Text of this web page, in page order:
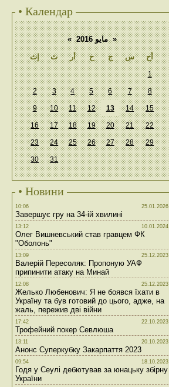
• Календар
« مايو 2016 »
إث
ث أر خ ج س أح
1
2 3 4 5 6 7 8
9 10 11 12 13 14 15
16 17 18 19 20 21 22
23 24 25 26 27 28 29
30 31
• Новини
10:06 25.01.2026
Завершує гру на 34-ій хвилині
13:12 10.01.2024
Олег Вишневський став гравцем ФК
"Оболонь"
13:09 25.12.2023
Валерій Пересоляк: Пропоную УАФ
припинити атаку на Минай
12:08 25.12.2023
Желько Любенович: Я не боявся їхати в
Україну та був готовий до цього, адже, на
жаль, пережив дві війни
17:42 22.10.2023
Трофейний покер Севлюша
13:11 20.10.2023
Анонс Суперкубку Закарпаття 2023
09:54 18.10.2023
Годя у Сеулі дебютував за юнацьку збірну
України